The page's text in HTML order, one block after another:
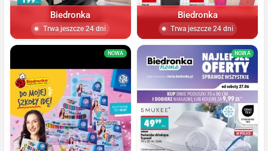
Biedronka
Trwa jeszcze 24 dni
Biedronka
Trwa jeszcze 24 dni
NOWA NOWA